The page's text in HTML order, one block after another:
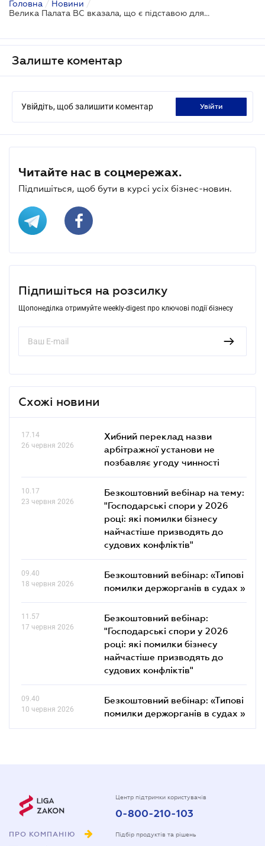
Головна / Новини /
Велика Палата ВС вказала, що є підставою для відмови у стягненні пені
Залиште коментар
Увійдіть, щоб залишити коментар увійти
Читайте нас в соцмережах.
Підпишіться, щоб бути в курсі усіх бізнес-новин.
Підпишіться на розсилку
Щопонеділка отримуйте weekly-digest про ключові події бізнесу
Схожі новини
17.14
26 червня 2026
Хибний переклад назви
арбітражної установи не
позбавляє угоду чинності
10.17
23 червня 2026
Безкоштовний вебінар на тему:
"Господарські спори у 2026
році: які помилки бізнесу
найчастіше призводять до
судових конфліктів"
09.40
18 червня 2026
Безкоштовний вебінар: «Типові
помилки держорганів в судах »
11.57
17 червня 2026
Безкоштовний вебінар:
"Господарські спори у 2026
році: які помилки бізнесу
найчастіше призводять до
судових конфліктів"
09.40
10 червня 2026
Безкоштовний вебінар: «Типові
помилки держорганів в судах »
ПРО КОМПАНІЮ
Центр підтримки користувачів
0-800-210-103
Підбір продуктів та рішень